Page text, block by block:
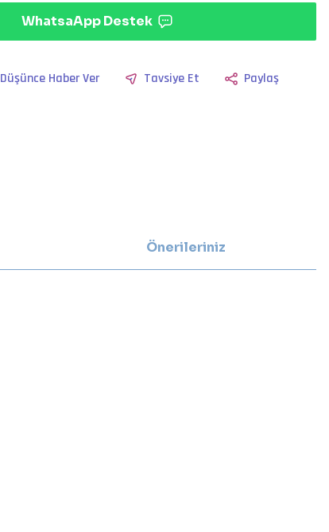
WhatsaApp Destek
Haber Ver Tavsiye Et Paylaş
Önerileriniz